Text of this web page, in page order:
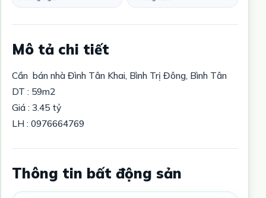
Mô tả chi tiết
Cần bán nhà Đình Tân Khai, Bình Trị Đông, Bình Tân
DT : 59m2
Giá : 3.45 tỷ
LH : 0976664769
Thông tin bất động sản